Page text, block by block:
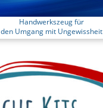
Handwerkszeug für
den Umgang mit Ungewissheit